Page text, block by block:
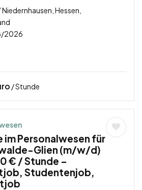
Hessen,
2026
/ Stunde
im Personalwesen für
Glien (m/w/d)
€ / Stunde –
Studentenjob,